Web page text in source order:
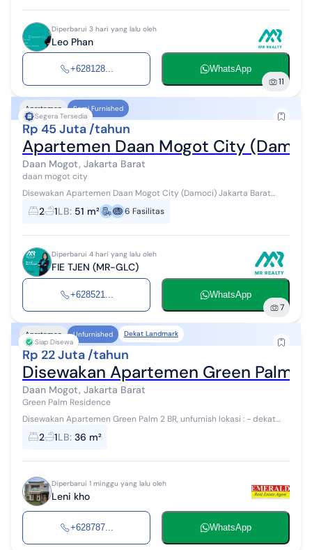
Diperbarui 3 hari yang lalu oleh
Leo Phan
+628128... WhatsApp
11
Segera Tersedia
Apartemen Semi Furnished
Rp 45 Juta /tahun
Apartemen Daan Mogot City
Daan Mogot, Jakarta Barat
daan mogot city
Disewakan Apartemen Daan Mogot City (Damoci) Jakarta Barat
Cluster Canary Luas 51 m² Lantai 5 Kt.2 Km.1 Semi Furnished AC 2
Hadap Taman Masi...
2 1LB: 51 m² 6 Fasilitas
Diperbarui 4 hari yang lalu oleh
FIE TJEN (MR-GLC)
+628521... WhatsApp
7
Siap Disewa
Apartemen Unfurnished Dekat Landmark
Rp 22 Juta /tahun
Disewakan Apartemen Green Palm
Daan Mogot, Jakarta Barat
Green Palm Residence
Disewakan Apartemen Green Palm 2 BR, unfurnish lokasi : - dekat
dengan Green Lake City - tinggal jalan ke pasar - dekat dengan puri
mall2 1LB: 36 m²
Diperbarui 1 minggu yang lalu oleh
Leni kho
+628787... WhatsApp